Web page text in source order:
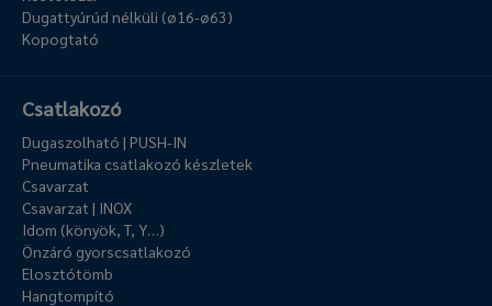
Dugattyúrúd nélküli (ø16-ø63)
Kopogtató
Csatlakozó
Dugaszolható | PUSH-IN
Pneumatika csatlakozó készletek
Csavarzat
Csavarzat | INOX
Idom (könyök, T, Y…)
Önzáró gyorscsatlakozó
Elosztótömb
Hangtompító